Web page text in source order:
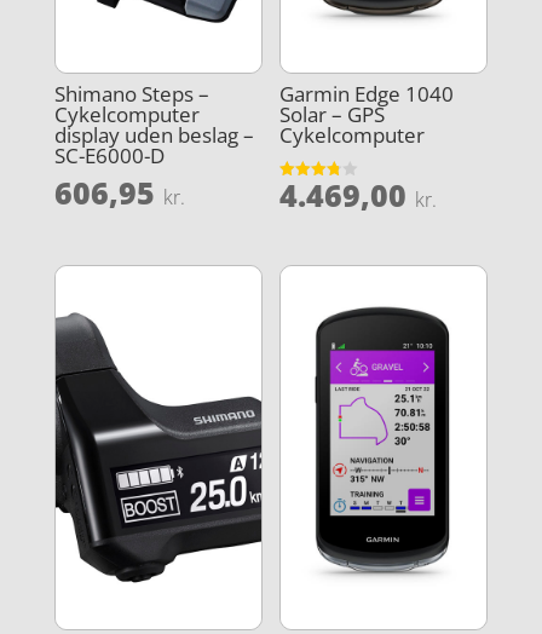
Shimano Steps –
Cykelcomputer
display uden beslag –
SC-E6000-D
606,95 kr.
Garmin Edge 1040
Solar – GPS
Cykelcomputer
Vurderet
3.8
4.469,00 kr.